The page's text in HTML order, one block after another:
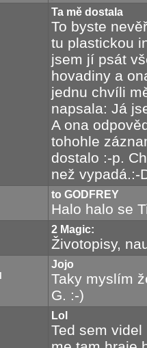
Ta mě dostala
To byste
tu plastickou
jsem jí psát
hovadiny a
jednu chvíli
napsala: Já
A ona
tohohle
dostalo :-p.
než vypadá.:-
to GODFREY
Halo halo se
2 Magic:
Životopisy,
Jojo
Taky myslím
G. :-)
Lol
Ted sem